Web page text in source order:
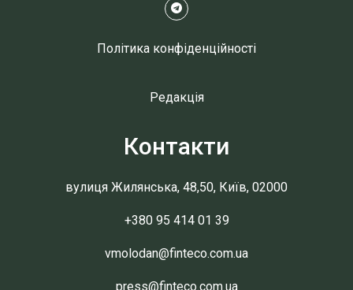
Політика конфіденційності
Редакція
Контакти
вулиця Жилянська, 48,50, Київ, 02000
+380 95 414 01 39
vmolodan@finteco.com.ua
press@finteco.com.ua